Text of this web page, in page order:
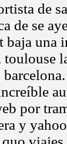
de
de se
baja una
toulouse
por
y